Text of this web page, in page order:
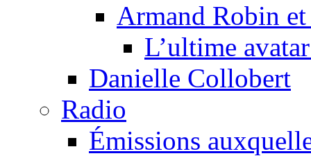
Armand Robin
L’ultime
Danielle Collobert
Radio
Émissions